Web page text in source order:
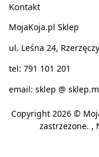
Kontakt
MojaKoja.pl Sklep
ul. Leśna 24,
tel: 791 101 201
email: sklep @
Copyright 2026 ©
zastrzeżone. ,